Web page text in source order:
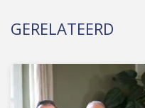
GERELATEERD